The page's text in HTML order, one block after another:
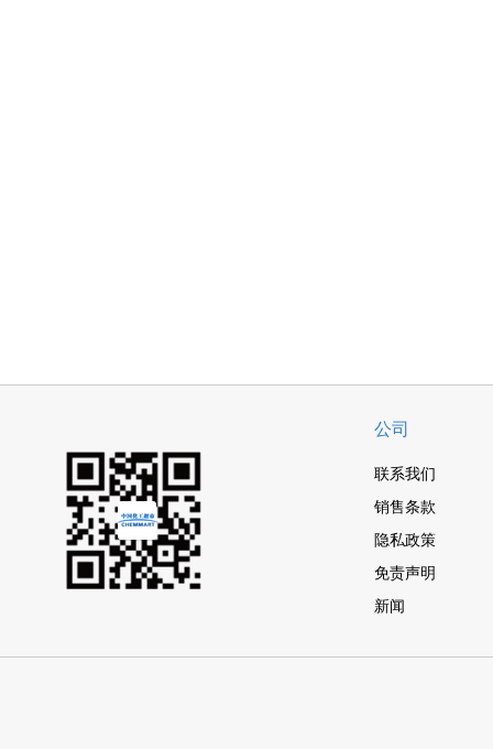
公司
联系我们
销售条款
隐私政策
免责声明
新闻